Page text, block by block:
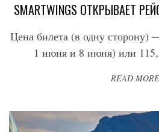
SMARTWINGS ОТКРЫВАЕТ
Цена билета (в одну сторону)
1 июня и 8 июня) или
READ MORE